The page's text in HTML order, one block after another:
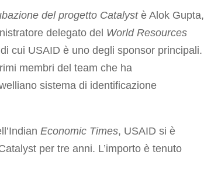
del progetto Catalystè Alok Gupta,
delegato del World Resources
cui USAID è uno degli sponsor principali.
membri del team che ha
sistema di identificazione
Economic Times, USAID si è
per tre anni. L’importo è tenuto